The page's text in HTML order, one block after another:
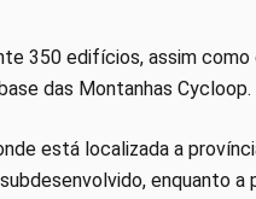
350 edifícios, assim
das Montanhas Cycloop.
está localizada a
enquanto